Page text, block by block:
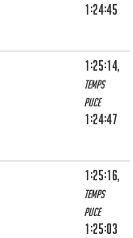
1:24:45
1:25:14,
Temps
puce
1:24:47
1:25:16,
Temps
puce
1:25:03